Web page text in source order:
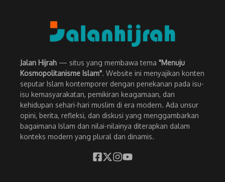
Jalan Hijrah — situs yang membawa tema "Menuju
Kosmopolitanisme Islam". Website ini menyajikan konten
seputar Islam kontemporer dengan penekanan pada isu-
isu kemasyarakatan, pemikiran keagamaan, dan
kehidupan sehari-hari muslim di era modern. Ada unsur
opini, berita, refleksi, dan diskusi yang menggambarkan
bagaimana Islam dan nilai-nilainya diterapkan dalam
konteks modern yang plural dan dinamis.